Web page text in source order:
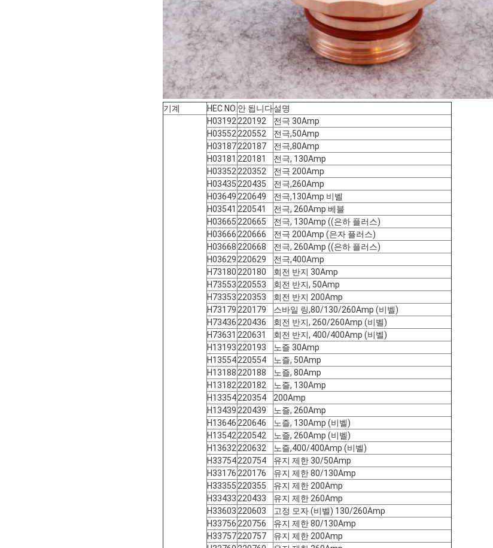
기계 HEC NO. 안 됩니다설명
H03192 220192
전극 30Amp
H03552 220552
전극,50Amp
H03187220187
전극,80Amp
H03181 220181
전극, 130Amp
H03352 220352
전극 200Amp
H03435 220435
전극,260Amp
H03649 220649
전극,130Amp 비벨
H03541 220541
전극, 260Amp 베블
H03665 220665
전극, 130Amp ((은하 플러스)
H03666 220666
전극 200Amp (은자 플러스)
H03668 220668
전극, 260Amp ((은하 플러스)
H03629 220629
전극,400Amp
H73180 220180
회전 반지 30Amp
H73553 220553
회전 반지, 50Amp
H73353 220353
회전 반지 200Amp
H73179 220179
스바일 링,80/130/260Amp (비벨)
H73436 220436
회전 반지, 260/260Amp (비벨)
H73631 220631
회전 반지, 400/400Amp (비벨)
H13193 220193
노즐 30Amp
H13554220554
노즐, 50Amp
H13188 220188
노즐, 80Amp
H13182 220182
노즐, 130Amp
H13354220354
200Amp
H13439 220439
노즐, 260Amp
H13646 220646
노즐, 130Amp (비벨)
H13542 220542
노즐, 260Amp (비벨)
H13632 220632
노즐,400/400Amp (비벨)
H33754220754
유지 제한 30/50Amp
H33176 220176
유지 제한 80/130Amp
H33355 220355
유지 제한 200Amp
H33433 220433
유지 제한 260Amp
H33603 220603
고정 모자 (비벨) 130/260Amp
H33756 220756
유지 제한 80/130Amp
H33757220757
유지 제한 200Amp